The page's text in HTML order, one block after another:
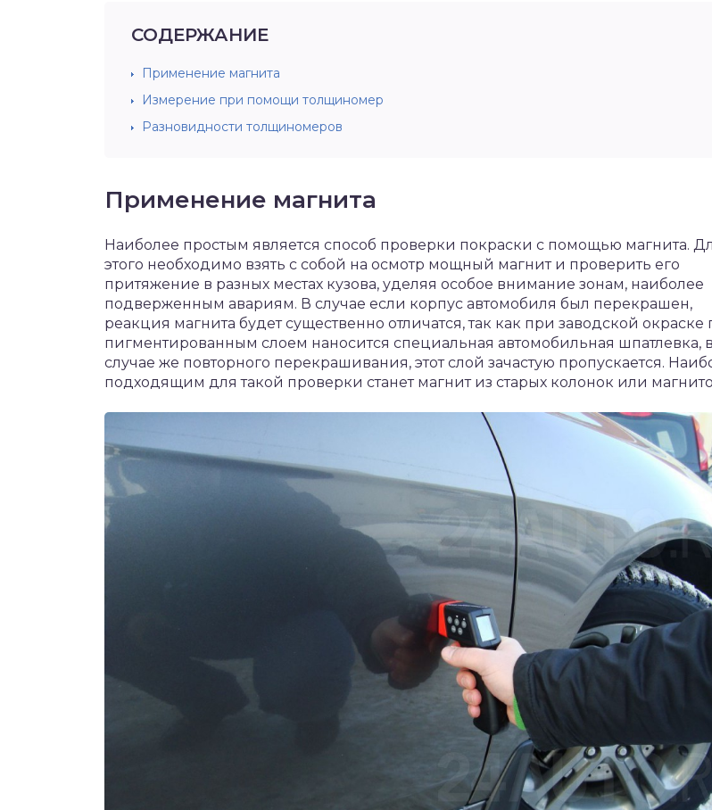
СОДЕРЖАНИЕ
Применение магнита
Измерение при помощи толщиномер
Разновидности толщиномеров
Применение магнита
Наиболее простым является способ проверки покраски с помощью магнита.
этого необходимо взять с собой на осмотр мощный магнит и проверить его
притяжение в разных местах кузова, уделяя особое внимание зонам, наиболее
подверженным авариям. В случае если корпус автомобиля был перекрашен,
реакция магнита будет существенно отличатся, так как при заводской окраске
пигментированным слоем наносится специальная автомобильная шпатлевка, в
случае же повторного перекрашивания, этот слой зачастую пропускается.
подходящим для такой проверки станет магнит из старых колонок или